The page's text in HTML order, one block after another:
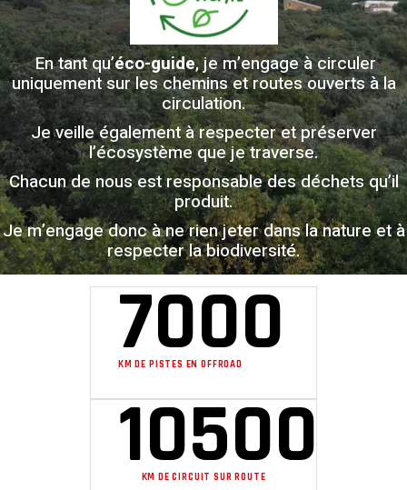
En tant qu’éco-guide, je m’engage à circuler
uniquement sur les chemins et routes ouverts à la
circulation.
Je veille également à respecter et préserver
l’écosystème que je traverse.
Chacun de nous est responsable des déchets qu’il
produit.
Je m’engage donc à ne rien jeter dans la nature et à
respecter la biodiversité.
KM DE PISTES EN OFFROAD
7000
KM DE CIRCUIT SUR ROUTE
10500